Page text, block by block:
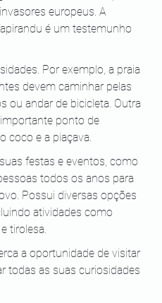
europeus. A
é um testemunho
Por exemplo, a praia
devem caminhar pelas
ou andar de bicicleta. Outra
ponto de
coco e a piaçava.
festas e eventos, como
todos os anos para
Possui diversas opções
atividades como
tirolesa.
a oportunidade de visitar
todas as suas curiosidades